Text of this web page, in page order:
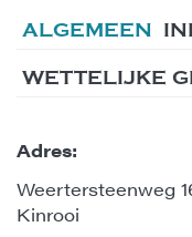
ALGEMEEN
WETTELIJKE
Adres:
Weertersteenweg
Kinrooi